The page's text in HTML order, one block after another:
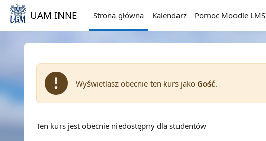
Przejdź do głównej zawartości
UAM INNE Strona główna Kalendarz Pomoc Moodle LMS
Wyświetlasz obecnie ten kurs jako Gość.
Ten kurs jest obecnie niedostępny dla studentów